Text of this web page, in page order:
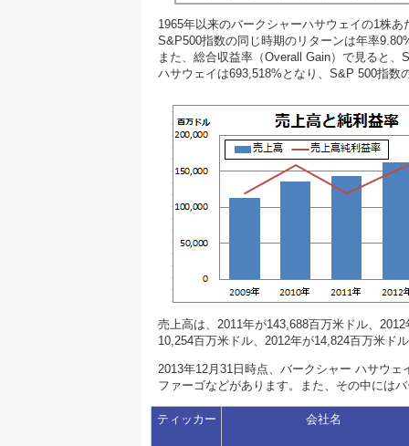
1965年以来のバークシャーハサウェイの1株
S&P500指数の同じ時期のリターンは年率
また、総合収益率（Overall Gain）で見ると
ハサウェイは693,518%となり、S&P 500指数
売上高は、2011年が143,688百万米ドル、
10,254百万米ドル、2012年が14,824百万米ド
2013年12月31日時点、バークシャー ハサウ
ファーゴなどがあります。また、その中には
ティッカー 会社名